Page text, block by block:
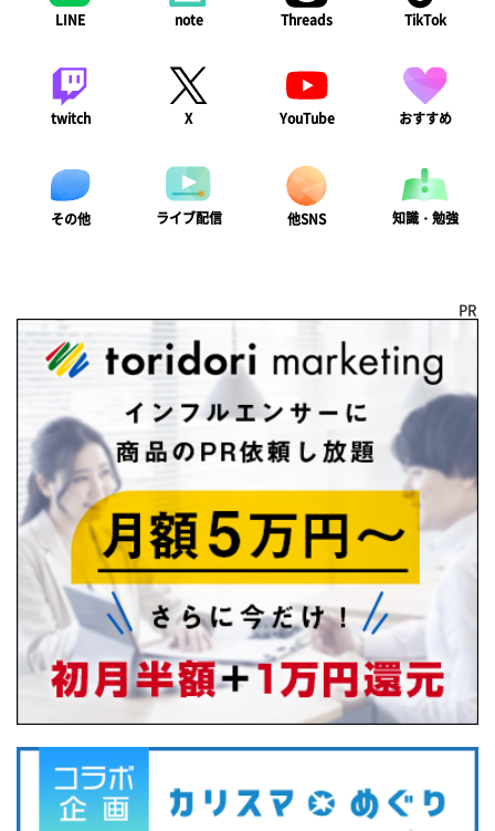
LINE note Threads TikTok
twitch X YouTube おすすめ
その他 ライブ配信 他SNS 知識・勉強
PR